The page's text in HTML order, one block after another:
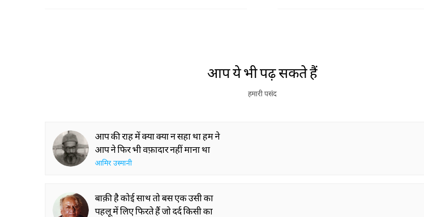
आप ये भी पढ़ सकते हैं
हमारी पसंद
आप की राह में क्या क्या न सहा था हम ने
आप ने फिर भी वफ़ादार नहीं माना था
आमिर उस्मानी
बाक़ी है कोई साथ तो बस एक उसी का
पहलू में लिए फिरते हैं जो दर्द किसी का